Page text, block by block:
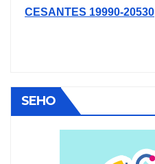
CESANTES 19990-20530
SEHO